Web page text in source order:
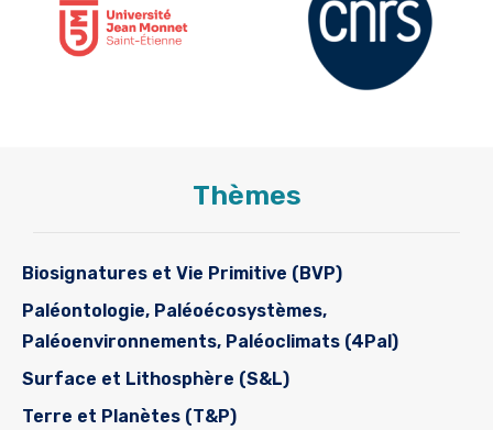
Thèmes
Biosignatures et Vie Primitive (BVP)
Paléontologie, Paléoécosystèmes,
Paléoenvironnements, Paléoclimats (4Pal)
Surface et Lithosphère (S&L)
Terre et Planètes (T&P)